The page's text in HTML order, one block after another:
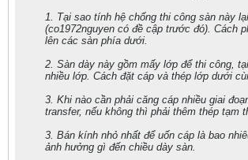
1. Tại sao tính hệ chống thi công sàn này
(co1972nguyen có đề cập trước đó). Cách
lên các sàn phía dưới.
2. Sàn dày này gồm mấy lớp để thi công,
nhiều lớp. Cách đặt cáp và thép lớp dưới
3. Khi nào cần phải căng cáp nhiều giai
transfer, nếu không thì phải thêm thép tạm
3. Bán kính nhỏ nhất để uốn cáp là bao
ảnh hưởng gì đến chiều dày sàn.